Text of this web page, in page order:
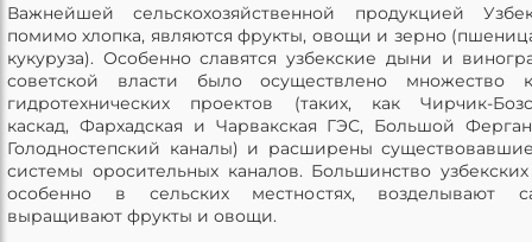
Важнейшей сельскохозяйственной продукцией
помимо хлопка, являются фрукты, овощи и зерно
кукуруза). Особенно славятся узбекские дыни и
советской власти было осуществлено множество
гидротехнических проектов (таких, как Чирчик-
каскад, Фархадская и Чарвакская ГЭС, Большой
Голодностепский каналы) и расширены
системы оросительных каналов. Большинство
особенно в сельских местностях, возделывают
выращивают фрукты и овощи.